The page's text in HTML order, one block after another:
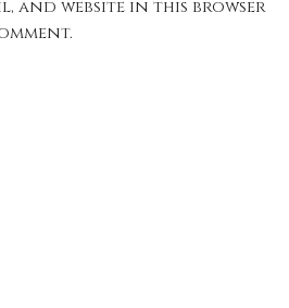
and website in this browser